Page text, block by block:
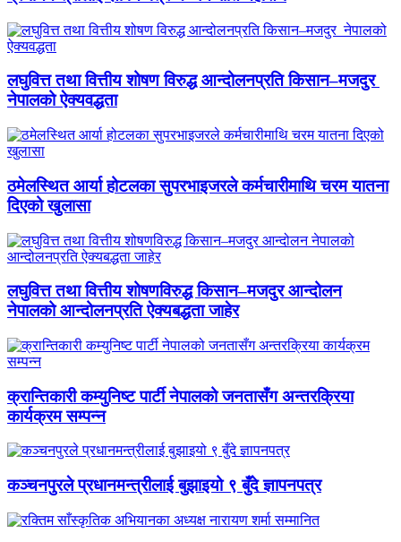
लघुवित्त तथा वित्तीय शोषण विरुद्ध आन्दोलनप्रति किसान–मजदुर
नेपालको ऐक्यवद्धता
ठमेलस्थित आर्या होटलका सुपरभाइजरले कर्मचारीमाथि चरम यातना
दिएको खुलासा
लघुवित्त तथा वित्तीय शोषणविरुद्ध किसान–मजदुर आन्दोलन
नेपालको आन्दोलनप्रति ऐक्यबद्धता जाहेर
क्रान्तिकारी कम्युनिष्ट पार्टी नेपालको जनतासँग अन्तरक्रिया
कार्यक्रम सम्पन्न
कञ्चनपुरले प्रधानमन्त्रीलाई बुझाइयो ९ बुँदे ज्ञापनपत्र